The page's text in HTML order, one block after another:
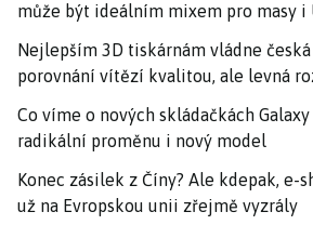
může být ideálním mixem pro masy
Nejlepším 3D tiskárnám vládne česká
porovnání vítězí kvalitou, ale levná
Co víme o nových skládačkách Galaxy
radikální proměnu i nový model
Konec zásilek z Číny? Ale kdepak, e-
už na Evropskou unii zřejmě vyzrály